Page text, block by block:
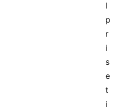
l
p
r
i
s
e
t
i